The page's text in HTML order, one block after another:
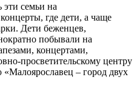
эти семьи на
где дети, а чаще
Дети беженцев,
побывали на
концертами,
просветительскому центру
– город двух